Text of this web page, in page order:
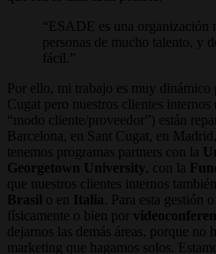
ESADE es una organización
personas de mucho talento, y
fácil.
Por ello, mi trabajo es muy dinámico
Cugat pero nuestros clientes internos
“modo cliente/proveedor”) están
Barcelona, en Sant Cugat, en
tenemos programas partners con la
Georgetown University
, con la
que nuestros clientes internos también
Brasil o en Italia . Para esta gestión
físicamente o bien por
dejarnos las demás áreas, porque no
marketing que hagamos solos.